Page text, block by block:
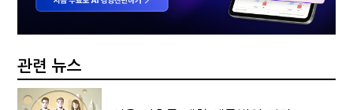
관련 뉴스